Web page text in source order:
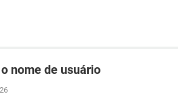
nome de usuário